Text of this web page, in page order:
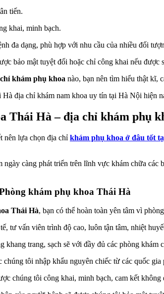
tiến.
khai, minh bạch.
đa dạng, phù hợp với nhu cầu của nhiều đối
bảo mật tuyệt đối hoặc chỉ công khai nếu được
khám phụ khoa nào, bạn nên tìm hiểu thật kĩ,
Hà địa chỉ khám nam khoa uy tín tại Hà Nội hiện
Thái Hà – địa chỉ khám phụ
nên lựa chọn địa chỉ khám phụ khoa ở đâu tốt
ngày càng phát triển trên lĩnh vực khám chữa các
khám phụ khoa Thái Hà
Thái Hà, bạn có thể hoàn toàn yên tâm vì
tư vấn viên trình độ cao, luôn tận tâm, nhiệt
khang trang, sạch sẽ với đầy đủ các phòng
tôi nhập khẩu nguyên chiếc từ các quốc gia
chúng tôi công khai, minh bạch, cam kết